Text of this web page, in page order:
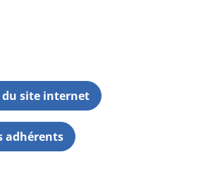
site internet
adhérents